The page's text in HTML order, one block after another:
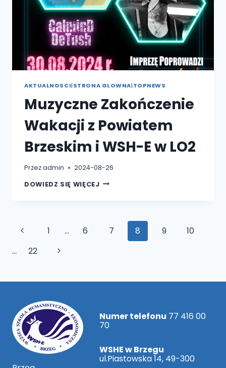
AKTUALNOSCI|STRONA GLOWNA|TOPNEWS
Muzyczne Zakończenie
Wakacji z Powiatem
Brzeskim i WSH-E w LO2
Przezadmin
2024-08-26
DOWIEDZ SIĘ WIĘCEJMUZYCZNE
WSH-
Nawigacja
strony
Poprzednia
strona
1 … 6 7 8 9
10
…
22
Następna
Numer telefonu 77 416 00
70
WSHE w Brzegu
ul.Piastowska 14, 49-300